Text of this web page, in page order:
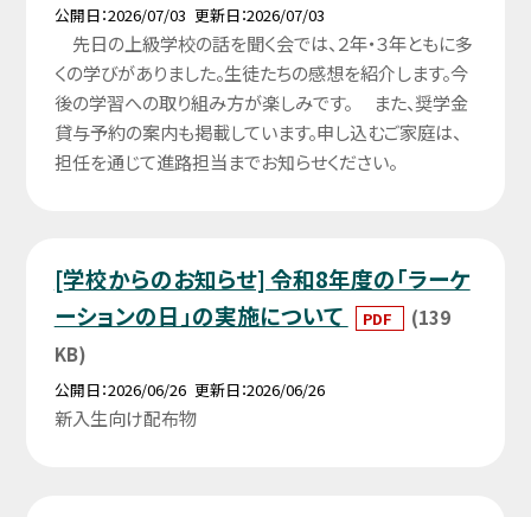
公開日 2026/07/03 更新日 2026/07/03
先日の上級学校の話を聞く会では、２年・３年ともに多
くの学びがありました。生徒たちの感想を紹介します。今
後の学習への取り組み方が楽しみです。 また、奨学金
貸与予約の案内も掲載しています。申し込むご家庭は、
担任を通じて進路担当までお知らせください。
[学校からのお知らせ] 令和8年度の「ラーケ
ーションの日」の実施について
PDF
(139
KB)
公開日 2026/06/26 更新日 2026/06/26
新入生向け配布物